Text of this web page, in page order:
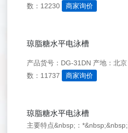
数：12230
商家询价
琼脂糖水平电泳槽
产品货号：DG-31DN 产地：北京
数：11737
商家询价
琼脂糖水平电泳槽